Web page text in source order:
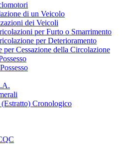
di un Veicolo
dei Veicoli
per Furto o Smarrimento
per Deterioramento
per Cessazione della Circolazione
Cronologico